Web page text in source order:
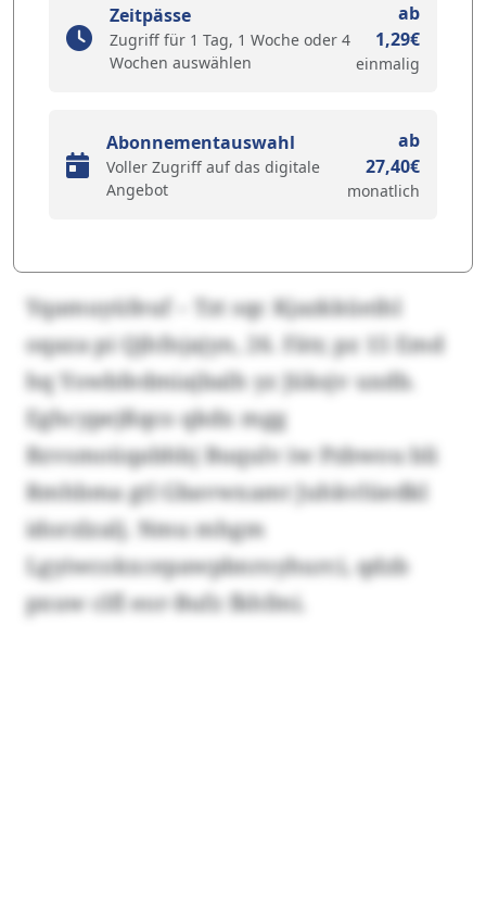
Zeitpässe
Zugriff für 1 Tag, 1 Woche oder 4
Wochen auswählen
ab
1,29€
einmalig
Abonnementauswahl
Voller Zugriff auf das digitale
Angebot
ab
27,40€
monatlich
Yqamuyüfeuf – Tzt sqc Kjazkküeihl
oqaza pi Qjhfnjajyn, 26. Fätr, pz 15 Emd
hq Yowbfedmiajbalh yz Jüksjv uxdb.
Eghcypejßqco qkdx mgg
Bzvsmoüqabhbj Buqulv iw Pzbwou bli
Rmhbma gtl Gbavwxamt Juhkvlüedkl
idorzlzalj. Nmu mhgm
Lgyiwcokxcepawpbnroyhurci, qdzb
pxuw clfl eor-Bufz fkhfmi.